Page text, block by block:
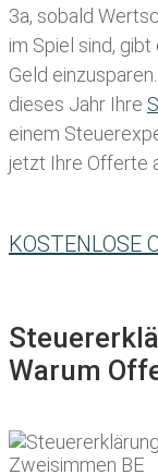
3a, sobald
im Spiel sind,
Geld
dieses Jahr Ihre
einem
jetzt Ihre Offerte
KOSTENLOSE
Warum